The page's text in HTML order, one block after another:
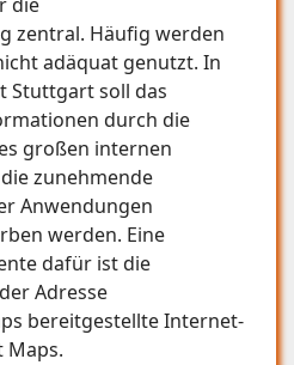
zentral. Häufig werden
adäquat genutzt. In
Stuttgart soll das
durch die
großen internen
zunehmende
Anwendungen
werden. Eine
dafür ist die
Adresse
bereitgestellte Internet-
Maps.